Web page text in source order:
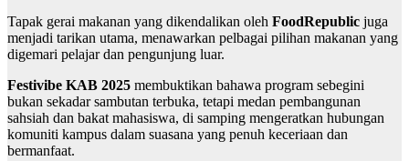
Tapak gerai makanan yang dikendalikan oleh FoodRepublic juga
menjadi tarikan utama, menawarkan pelbagai pilihan makanan yang
digemari pelajar dan pengunjung luar.
Festivibe KAB 2025 membuktikan bahawa program sebegini
bukan sekadar sambutan terbuka, tetapi medan pembangunan
sahsiah dan bakat mahasiswa, di samping mengeratkan hubungan
komuniti kampus dalam suasana yang penuh keceriaan dan
bermanfaat.